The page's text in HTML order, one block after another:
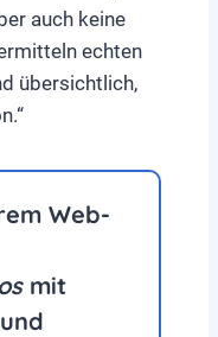
auch keine
echten
übersichtlich,
Web-
mit
und